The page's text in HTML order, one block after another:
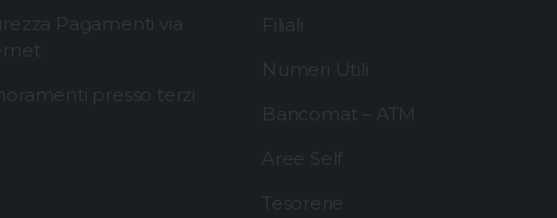
Pagamenti via
presso terzi
Filiali
Numeri Utili
Bancomat – ATM
Aree Self
Tesorerie